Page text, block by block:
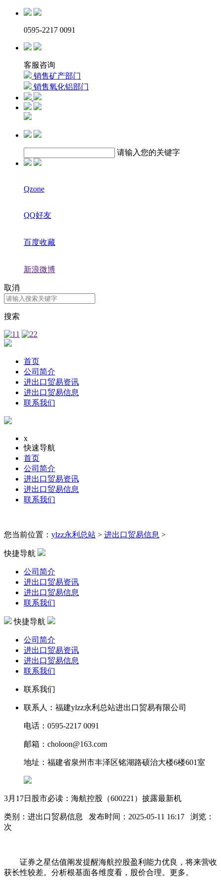
0595-2217 0091
客服咨询
销售矿产部门
销售氧化铝部门
请输入您的关键字
Qzone
QQ好友
百度收藏
新浪微博
取消
搜索
首页
公司简介
进出口贸易资讯
进出口贸易信息
联系我们
x
快速导航
首页
公司简介
进出口贸易资讯
进出口贸易信息
联系我们
您当前位置： ylzz永利总站 > 进出口贸易信息 >
快捷导航
公司简介
进出口贸易资讯
进出口贸易信息
联系我们
快捷导航
公司简介
进出口贸易资讯
进出口贸易信息
联系我们
联系我们
联系人：福建ylzz永利总站进出口贸易有限公司
电话：0595-2217 0091
邮箱：choloon@163.com
地址：福建省泉州市丰泽区铭湖路硕治大楼6楼601室
3月17日股市必读：海航控股（600221）披露最新机
类别：进出口贸易信息 发布时间：2025-05-11 16:17 浏览：
次
证券之星估值阐发提醒海航控股盈利能力优良，将来营收
获长性较差。分析根基面各维度看，股价合理。更多。